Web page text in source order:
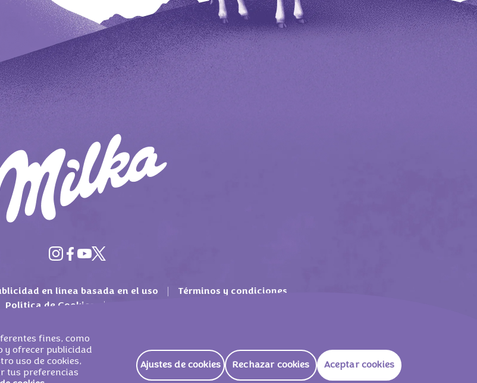
en línea basada en el uso
Términos y condiciones
Política de Cookies
ES
fines, como
y ofrecer publicidad
uso de cookies,
tus preferencias
Ajustes de cookies Rechazar cookies Aceptar cookies